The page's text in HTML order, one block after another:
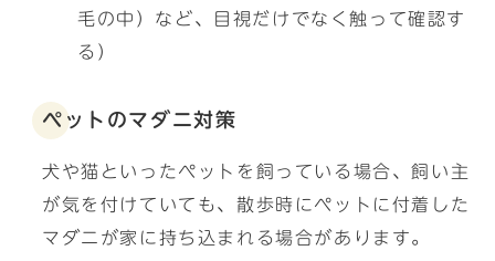
毛の中）など、目視だけでなく触って確認す
る）
ペットのマダニ対策
犬や猫といったペットを飼っている場合、飼い主
が気を付けていても、散歩時にペットに付着した
マダニが家に持ち込まれる場合があります。